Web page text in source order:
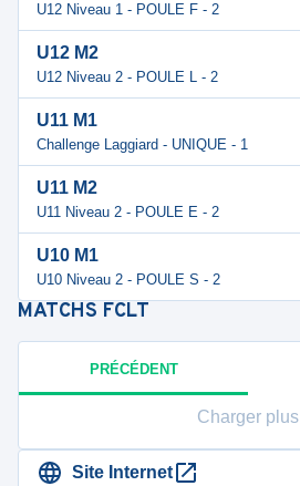
U12 Niveau 1 - POULE F - 2
U12 M2
U12 Niveau 2 - POULE L - 2
U11 M1
Challenge Laggiard - UNIQUE - 1
U11 M2
U11 Niveau 2 - POULE E - 2
U10 M1
U10 Niveau 2 - POULE S - 2
MATCHS FCLT
PRÉCÉDENT
Charger plus
Site Internet